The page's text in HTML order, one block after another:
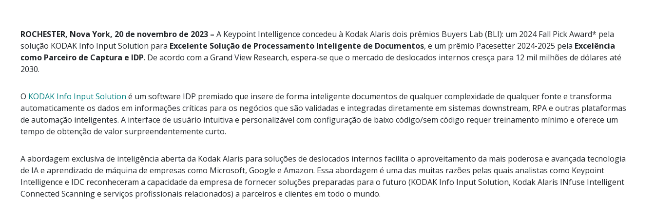
ROCHESTER, Nova York, 20 de novembro de 2023 – A Keypoint Intelligence concedeu à Kodak Alaris dois prêmios Buyers Lab (BLI): um 2024 Fall Pick Award* pela
solução KODAK Info Input Solution para Excelente Solução de Processamento Inteligente de Documentos, e um prêmio Pacesetter 2024-2025 pela Excelência
como Parceiro de Captura e IDP. De acordo com a Grand View Research, espera-se que o mercado de deslocados internos cresça para 12 mil milhões de dólares até
2030.
O KODAK Info Input Solution é um software IDP premiado que insere de forma inteligente documentos de qualquer complexidade de qualquer fonte e transforma
automaticamente os dados em informações críticas para os negócios que são validadas e integradas diretamente em sistemas downstream, RPA e outras plataformas
de automação inteligentes. A interface de usuário intuitiva e personalizável com configuração de baixo código/sem código requer treinamento mínimo e oferece um
tempo de obtenção de valor surpreendentemente curto.
A abordagem exclusiva de inteligência aberta da Kodak Alaris para soluções de deslocados internos facilita o aproveitamento da mais poderosa e avançada tecnologia
de IA e aprendizado de máquina de empresas como Microsoft, Google e Amazon. Essa abordagem é uma das muitas razões pelas quais analistas como Keypoint
Intelligence e IDC reconheceram a capacidade da empresa de fornecer soluções preparadas para o futuro (KODAK Info Input Solution, Kodak Alaris INfuse Intelligent
Connected Scanning e serviços profissionais relacionados) a parceiros e clientes em todo o mundo.